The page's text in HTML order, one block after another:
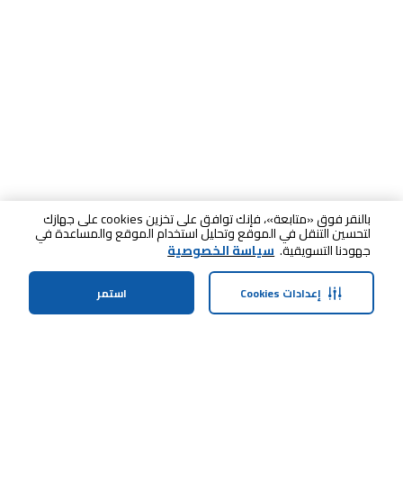
بالنقر فوق «متابعة»، فإنك توافق على تخزين cookies على جهازك
لتحسين التنقل في الموقع وتحليل استخدام الموقع والمساعدة في
جهودنا التسويقية. سياسة الخصوصية
استمر إعدادات Cookies
الرئيسية الفئات الملف الشخصي سلة التسوق